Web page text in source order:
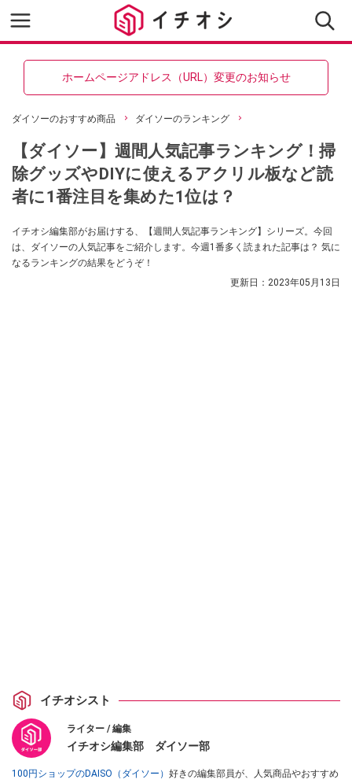
ホームページアドレス（URL）変更のお知らせ
ダイソーのおすすめ商品 ダイソーのランキング
【ダイソー】週間人気記事ランキング！掃
除グッズやDIYに使えるアクリル板など読
者に1番注目を集めた1位は？
イチオシ編集部がお届けする、【週間人気記事ランキング】シリーズ。今回
は、ダイソーの人気記事をご紹介します。今週1番多く読まれた記事は？ 気に
なるランキングの結果をどうぞ！
更新日： 2023年05月13日
イチオシスト
ライター / 編集
イチオシ編集部 ダイソー部
100円ショップのDAISO（ダイソー） 好きの編集部員が、人気商品やおすすめ